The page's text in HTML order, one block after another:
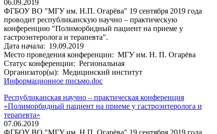
06.09.2019
ФГБОУ ВО "МГУ им. Н.П. Огарёва" 19 сентября 2019 года
проводит республиканскую научно – практическую
конференцию "Полиморбидный пациент на приеме у
гастроэнтеролога и терапевта".
Дата начала: 19.09.2019
Место проведения конференции: МГУ им. Н. П. Огарёва
Статус конференции: Региональная
Организатор(ы): Медицинский институт
Информационное письмо.doc
Республиканская научно – практическая конференция
«Полиморбидный пациент на приеме у гастроэнтеролога и
терапевта»
07.06.2019
ФГБОУ ВО "МГУ им. Н.П. Огарёва" 19 сентября 2019 года